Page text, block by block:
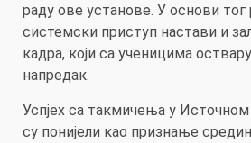
раду ове установе. У основи тог
системски приступ настави и
кадра, који са ученицима
напредак.
Успјех са такмичења у Источном
су понијели као признање